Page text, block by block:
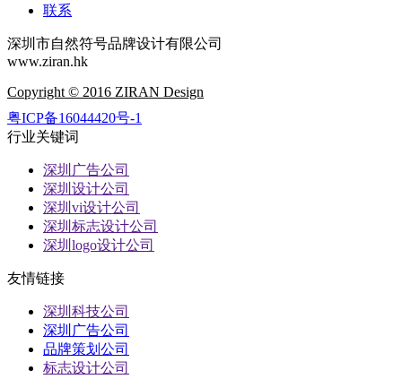
联系
深圳市自然符号品牌设计有限公司
www.ziran.hk
Copyright © 2016 ZIRAN Design
粤ICP备16044420号-1
行业关键词
深圳广告公司
深圳设计公司
深圳vi设计公司
深圳标志设计公司
深圳logo设计公司
友情链接
深圳科技公司
深圳广告公司
品牌策划公司
标志设计公司